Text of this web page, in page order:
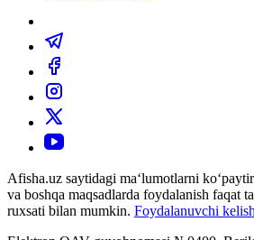
Afisha.uz saytidagi ma‘lumotlarni
va boshqa maqsadlarda foydalanish faqat
ruxsati bilan mumkin. Foydalanuvchi